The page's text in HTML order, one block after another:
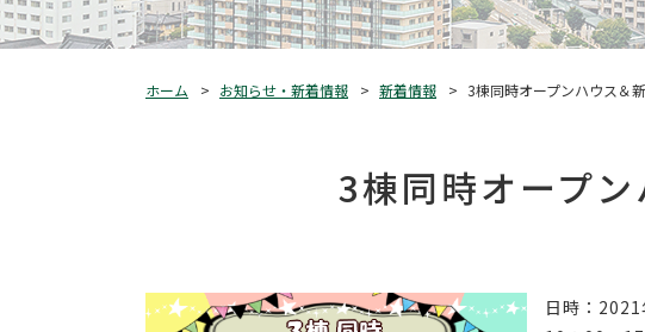
ホーム お知らせ・新着情報 新着情報 3棟同時オープンハウス＆
3棟同時オープ
日時：2021